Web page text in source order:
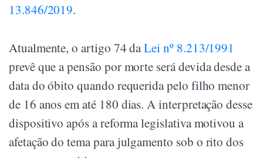
13.846/2019.
Atualmente, o artigo 74 daLei nº 8.213/1991
prevê que a pensão por morte será devida desde a
data do óbito quando requerida pelo filho menor
de 16 anos em até 180 dias. A interpretação desse
dispositivo após a reforma legislativa motivou a
afetação do tema para julgamento sob o rito dos